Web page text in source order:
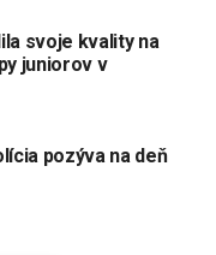
svoje kvality na
juniorov v
pozýva na deň